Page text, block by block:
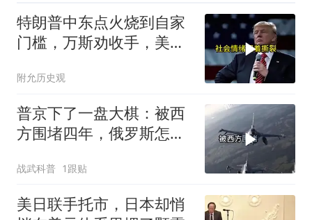
特朗普中东点火烧到自家
门槛，万斯劝收手，美国
附允历史观
普京下了一盘大棋：被西
方围堵四年，俄罗斯怎么
战武科普 1跟贴
美日联手托市，日本却悄